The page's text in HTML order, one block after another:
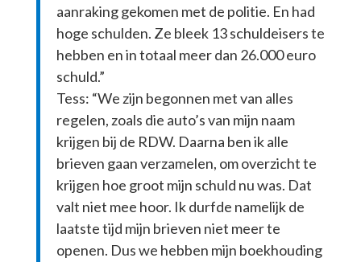
aanraking gekomen met de politie. En had
hoge schulden. Ze bleek 13 schuldeisers te
hebben en in totaal meer dan 26.000 euro
schuld.”
Tess: “We zijn begonnen met van alles
regelen, zoals die auto’s van mijn naam
krijgen bij de RDW. Daarna ben ik alle
brieven gaan verzamelen, om overzicht te
krijgen hoe groot mijn schuld nu was. Dat
valt niet mee hoor. Ik durfde namelijk de
laatste tijd mijn brieven niet meer te
openen. Dus we hebben mijn boekhouding